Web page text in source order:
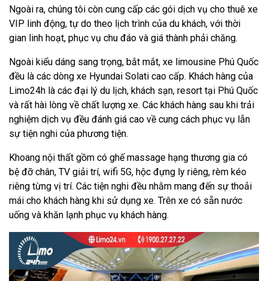
Ngoài ra, chúng tôi còn cung cấp các gói dịch vụ cho thuê xe
VIP linh động, tự do theo lịch trình của du khách, với thời
gian linh hoạt, phục vụ chu đáo và giá thành phải chăng.
Ngoài kiểu dáng sang trọng, bắt mắt, xe limousine Phú Quốc
đều là các dòng xe Hyundai Solati cao cấp. Khách hàng của
Limo24h là các đại lý du lịch, khách sạn, resort tại Phú Quốc
và rất hài lòng về chất lượng xe. Các khách hàng sau khi trải
nghiệm dịch vụ đều đánh giá cao về cung cách phục vụ lẫn
sự tiện nghi của phương tiện.
Khoang nội thất gồm có ghế massage hạng thương gia có
bệ đỡ chân, TV giải trí, wifi 5G, hộc đựng ly riêng, rèm kéo
riêng từng vị trí. Các tiện nghi đều nhằm mang đến sự thoải
mái cho khách hàng khi sử dụng xe. Trên xe có sẵn nước
uống và khăn lạnh phục vụ khách hàng.